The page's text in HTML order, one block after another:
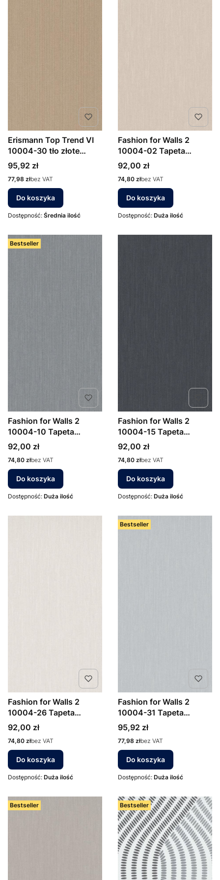
Erismann Top Trend VI
10004-30 tło złote
prążkowane
Cena
95,92 zł
Cena
77,98 złbez VAT
Do koszyka
Dostępność: Średnia ilość
Fashion for Walls 2
10004-02 Tapeta
ścienna Erismann
Cena
92,00 zł
Cena
74,80 złbez VAT
Do koszyka
Dostępność: Duża ilość
Bestseller
Fashion for Walls 2
10004-10 Tapeta
ścienna Erismann
Cena
92,00 zł
Cena
74,80 złbez VAT
Do koszyka
Dostępność: Duża ilość
Fashion for Walls 2
10004-15 Tapeta
ścienna Erismann
Cena
92,00 zł
Cena
74,80 złbez VAT
Do koszyka
Dostępność: Duża ilość
Fashion for Walls 2
10004-26 Tapeta
ścienna Erismann
Cena
92,00 zł
Cena
74,80 złbez VAT
Do koszyka
Dostępność: Duża ilość
Bestseller
Fashion for Walls 2
10004-31 Tapeta
ścienna Erismann
Cena
95,92 zł
Cena
77,98 złbez VAT
Do koszyka
Dostępność: Duża ilość
Bestseller Bestseller